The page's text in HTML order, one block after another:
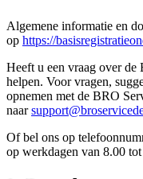
Algemene informatie en
op https://
Heeft u een vraag over
helpen. Voor vragen,
opnemen met de BRO
naar
Of bel ons op
op werkdagen van 8.00